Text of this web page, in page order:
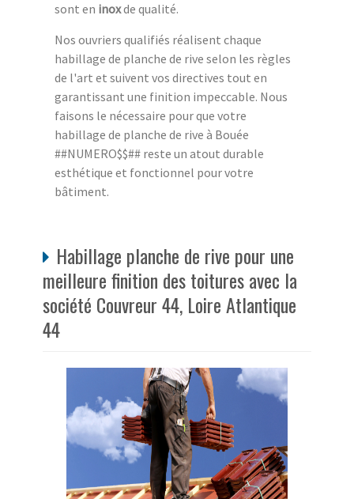
sont en inoxde qualité.
Nos ouvriers qualifiés réalisent chaque
habillage de planche de rive selon les règles
de l'art et suivent vos directives tout en
garantissant une finition impeccable. Nous
faisons le nécessaire pour que votre
habillage de planche de rive à Bouée
##NUMERO$$## reste un atout durable
esthétique et fonctionnel pour votre
bâtiment.
Habillage planche de rive pour une
meilleure finition des toitures avec la
société Couvreur 44, Loire Atlantique
44